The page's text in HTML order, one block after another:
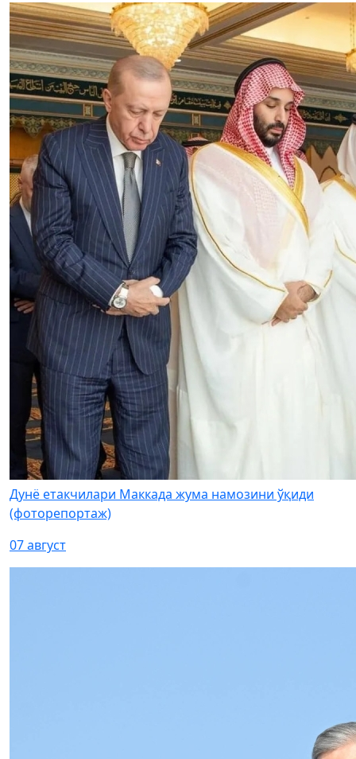
Дунё етакчилари Маккада жума намозини ўқиди
(фоторепортаж)
07 август